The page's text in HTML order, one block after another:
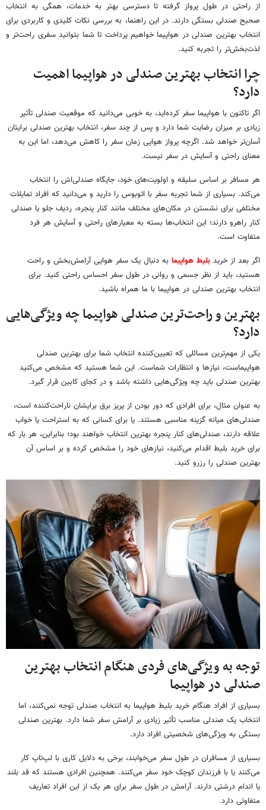
از راحتی در طول پرواز گرفته تا دسترسی بهتر به خدمات، همگی به انتخاب
صحیح صندلی بستگی دارند. در این راهنما، به بررسی نکات کلیدی و کاربردی برای
انتخاب بهترین صندلی در هواپیما خواهیم پرداخت تا شما بتوانید سفری راحت‌تر و
لذت‌بخش‌تر را تجربه کنید.
چرا انتخاب بهترین صندلی در هواپیما اهمیت
دارد؟
اگر تاکنون با هواپیما سفر کرده‌اید، به خوبی می‌دانید که موقعیت صندلی تأثیر
زیادی بر میزان رضایت شما دارد و پس از چند سفر، انتخاب بهترین صندلی برایتان
آسان‌تر خواهد شد. اگرچه پرواز هوایی زمان سفر را کاهش می‌دهد، اما این به
معنای راحتی و آسایش در سفر نیست.
هر مسافر بر اساس سلیقه و اولویت‌های خود، جایگاه صندلی‌اش را انتخاب
می‌کند. بسیاری از شما تجربه سفر با اتوبوس را دارید و می‌دانید که افراد تمایلات
مختلفی برای نشستن در مکان‌های مختلف مانند کنار پنجره، ردیف جلو یا صندلی
کنار راهرو دارند؛ این انتخاب‌ها بسته به معیارهای راحتی و آسایش هر فرد
متفاوت است.
اگر بعد از خرید بلیط هواپیما به دنبال یک سفر هوایی آرامش‌بخش و راحت
هستید، باید از نظر جسمی و روانی در طول سفر احساس راحتی کنید. برای
انتخاب بهترین صندلی در هواپیما با ما همراه باشید.
بهترین و راحت‌ترین صندلی هواپیما چه ویژگی‌هایی
دارد؟
یکی از مهم‌ترین مسائلی که تعیین‌کننده انتخاب شما برای بهترین صندلی
هواپیماست، نیازها و انتظارات شماست. این شما هستید که مشخص می‌کنید
بهترین صندلی باید چه ویژگی‌هایی داشته باشد و در کجای کابین قرار گیرد.
به عنوان مثال، برای افرادی که دور بودن از پریز برق برایشان ناراحت‌کننده است،
صندلی‌های میانه گزینه مناسبی هستند. یا برای کسانی که به استراحت یا خواب
علاقه دارند، صندلی‌های کنار پنجره بهترین انتخاب خواهند بود؛ بنابراین، هر بار که
برای خرید بلیط اقدام می‌کنید، نیازهای خود را مشخص کرده و بر اساس آن
بهترین صندلی را رزرو کنید.
توجه به ویژگی‌های فردی هنگام انتخاب بهترین
صندلی در هواپیما
بسیاری از افراد هنگام خرید بلیط هواپیما به انتخاب صندلی توجه نمی‌کنند، اما
انتخاب یک صندلی مناسب تأثیر زیادی بر آرامش سفر شما دارد. بهترین صندلی
بستگی به ویژگی‌های شخصیتی افراد دارد.
بسیاری از مسافران در طول سفر می‌خوابند، برخی به دلایل کاری با لپ‌تاپ کار
می‌کنند یا با فرزندان کوچک خود سفر می‌کنند. همچنین افرادی هستند که قد بلند
یا اندام درشتی دارند. آرامش در طول سفر برای هر یک از این افراد تعاریف
متفاوتی دارد.